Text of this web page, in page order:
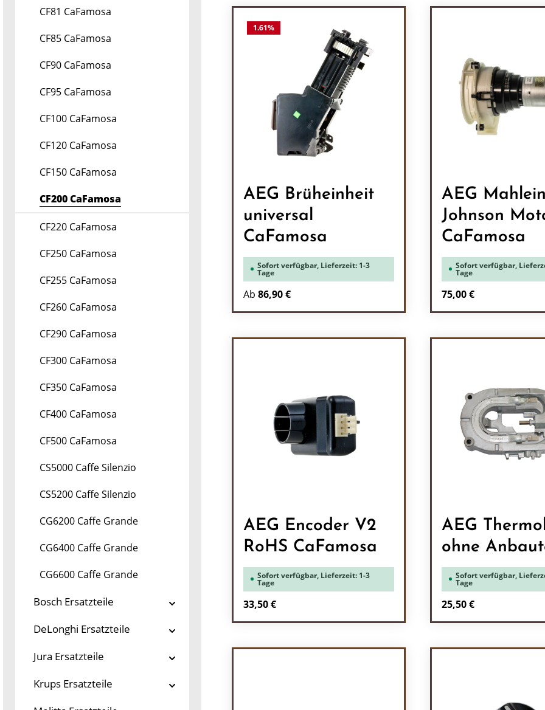
CF81 CaFamosa
CF85 CaFamosa
CF90 CaFamosa
CF95 CaFamosa
CF100 CaFamosa
CF120 CaFamosa
CF150 CaFamosa
CF200 CaFamosa
CF220 CaFamosa
CF250 CaFamosa
CF255 CaFamosa
CF260 CaFamosa
CF290 CaFamosa
CF300 CaFamosa
CF350 CaFamosa
CF400 CaFamosa
CF500 CaFamosa
CS5000 Caffe Silenzio
CS5200 Caffe Silenzio
CG6200 Caffe Grande
CG6400 Caffe Grande
CG6600 Caffe Grande
Bosch Ersatzteile
DeLonghi Ersatzteile
Jura Ersatzteile
Krups Ersatzteile
1.61%
AEG Brüheinheit
universal
CaFamosa
Sofort verfügbar, Lieferzeit: 1-3
Tage
Ab 86,90 €
AEG
Johnson
CaFamosa
Sofort verfügbar,
Tage
Regulärer Preis:
75,00 €
AEG Encoder V2
RoHS CaFamosa
Sofort verfügbar, Lieferzeit: 1-3
Tage
Regulärer Preis:
33,50 €
AEG
ohne
Sofort verfügbar,
Tage
Regulärer Preis:
25,50 €